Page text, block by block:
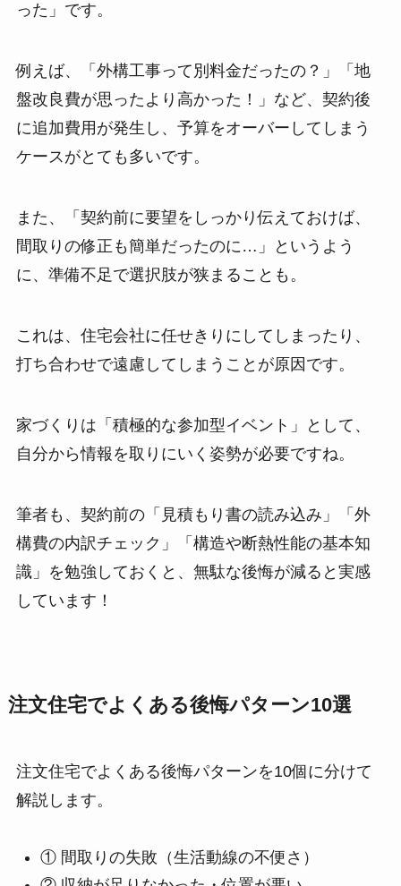
った」です。
例えば、「外構工事って別料金だったの？」「地
盤改良費が思ったより高かった！」など、契約後
に追加費用が発生し、予算をオーバーしてしまう
ケースがとても多いです。
また、「契約前に要望をしっかり伝えておけば、
間取りの修正も簡単だったのに…」というよう
に、準備不足で選択肢が狭まることも。
これは、住宅会社に任せきりにしてしまったり、
打ち合わせで遠慮してしまうことが原因です。
家づくりは「積極的な参加型イベント」として、
自分から情報を取りにいく姿勢が必要ですね。
筆者も、契約前の「見積もり書の読み込み」「外
構費の内訳チェック」「構造や断熱性能の基本知
識」を勉強しておくと、無駄な後悔が減ると実感
しています！
注文住宅でよくある後悔パターン10選
注文住宅でよくある後悔パターンを10個に分けて
解説します。
① 間取りの失敗（生活動線の不便さ）